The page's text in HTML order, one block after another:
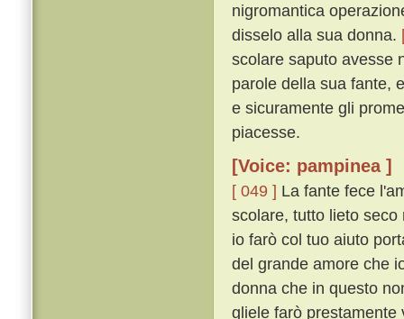
nigromantica
disselo alla sua donna.
scolare saputo avesse
parole della sua fante,
e sicuramente gli
piacesse.
[Voice: pampinea ]
[ 049 ] La fante fece
scolare, tutto lieto seco
io farò col tuo aiuto
del grande amore che
donna che in questo
gliele farò prestamente